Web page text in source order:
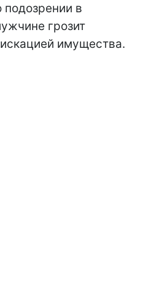
в
грозит
имущества.